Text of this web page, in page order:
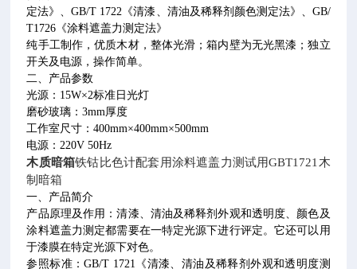
定法》、GB/T 1722 《清漆、清油及稀释剂颜色测定法》、 GB/
T1726 《涂料遮盖力测定法》
纯手工制作，优质木材，整体光滑；箱内壁为无光黑漆；独立
开关及电源，操作简单。
二、产品参数
光源： 15W×2标准日光灯
磨砂玻璃：3mm厚度
工作室尺寸：400mm×400mm×500mm
电源：220V 50Hz
木质暗箱铁钴比色计配套用涂料遮盖力测试用GBT1721 木
制暗箱
一、产品简介
产品原理及作用：清漆、清油及稀释剂外观和透明度、颜色及
涂料遮盖力测定都需要在一特定光源下进行评定。它还可以用
于漆膜在特定光源下对色。
参照标准：GB/T 1721 《清漆、清油及稀释剂外观和透明度测